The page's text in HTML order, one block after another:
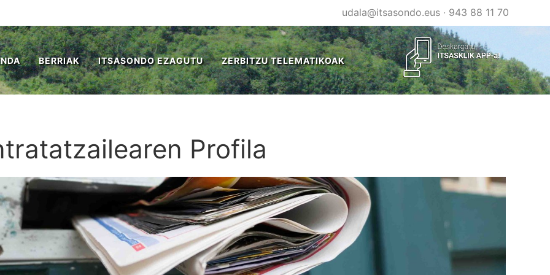
udala@itsasondo.eus· 943 88 11 70
BERRIAK ITSASONDO EZAGUTU ZERBITZU TELEMATIKOAK
Profila